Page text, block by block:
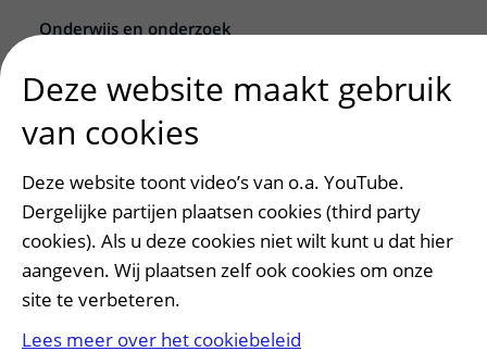
Onderwijs en onderzoek
De Nieuwe Utrechtse School
Stage en opleidingsplaatsen
Strategic programs
Research groups
Researchers
Research technologies
Verwijzers
Deze website maakt gebruik
van cookies
Deze website toont video’s van o.a. YouTube.
Dergelijke partijen plaatsen cookies (third party
cookies). Als u deze cookies niet wilt kunt u dat hier
aangeven. Wij plaatsen zelf ook cookies om onze
site te verbeteren.
Lees meer over het cookiebeleid